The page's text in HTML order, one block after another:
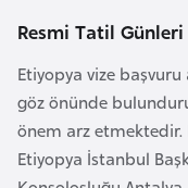
Resmi Tatil Günleri
Etiyopya vize
göz önünde
önem arz etmektedir.
Etiyopya İstanbul
s
B
e
l